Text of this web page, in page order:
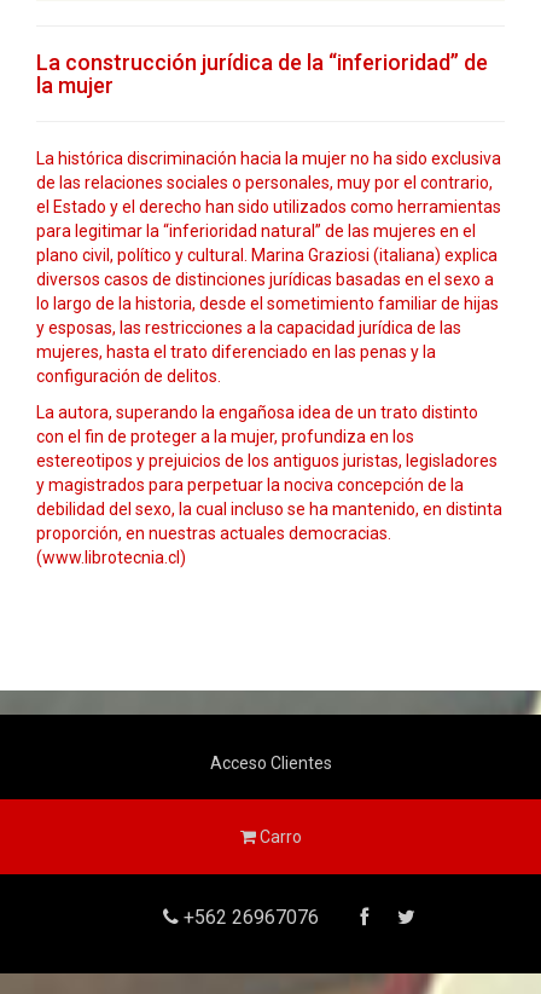
La construcción jurídica de la “inferioridad” de
la mujer
La histórica discriminación hacia la mujer no ha sido exclusiva
de las relaciones sociales o personales, muy por el contrario,
el Estado y el derecho han sido utilizados como herramientas
para legitimar la “inferioridad natural” de las mujeres en el
plano civil, político y cultural. Marina Graziosi (italiana) explica
diversos casos de distinciones jurídicas basadas en el sexo a
lo largo de la historia, desde el sometimiento familiar de hijas
y esposas, las restricciones a la capacidad jurídica de las
mujeres, hasta el trato diferenciado en las penas y la
configuración de delitos.
La autora, superando la engañosa idea de un trato distinto
con el fin de proteger a la mujer, profundiza en los
estereotipos y prejuicios de los antiguos juristas, legisladores
y magistrados para perpetuar la nociva concepción de la
debilidad del sexo, la cual incluso se ha mantenido, en distinta
proporción, en nuestras actuales democracias.
(www.librotecnia.cl)
Acceso Clientes
Carro
+562 26967076